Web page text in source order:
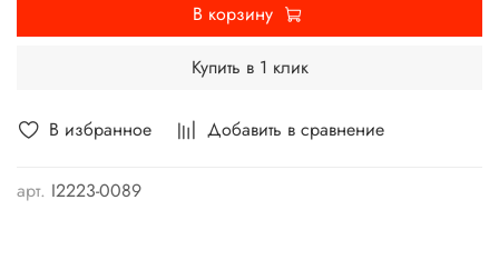
В избранное Добавить в сравнение
арт. I2223-0089
В корзину
Купить в 1 клик